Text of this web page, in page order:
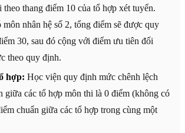
thang điểm 10 của tổ hợp xét tuyển.
nhân hệ số 2, tổng điểm sẽ được quy
30, sau đó cộng với điểm ưu tiên đối
theo quy định.
hợp: Học viện quy định mức chênh lệch
giữa các tổ hợp môn thi là 0 điểm (không có
chuẩn giữa các tổ hợp trong cùng một